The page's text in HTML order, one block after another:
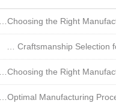
Choosing the Right
Craftsmanship Selection
Choosing the Right
Optimal Manufacturing